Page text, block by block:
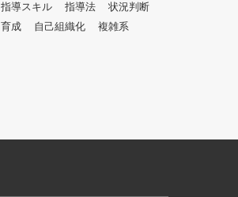
指導スキル 指導法
状況判断
育成 自己組織化 複雑系